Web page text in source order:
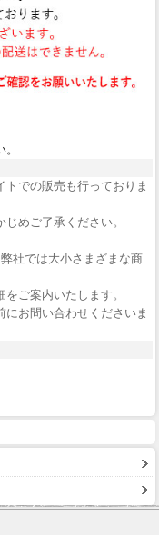
での販売も行っておりま
めご了承ください。
社では大小さまざまな商
ご案内いたします。
お問い合わせくださいま